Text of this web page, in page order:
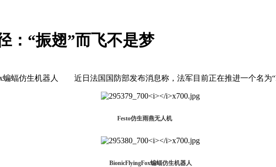
：“振翅”而飞不是梦
蝠仿生机器人 近日法国国防部发布消息称，法军目前正在推进一个名为
Festo仿生雨燕无人机
BionicFlyingFox蝙蝠仿生机器人